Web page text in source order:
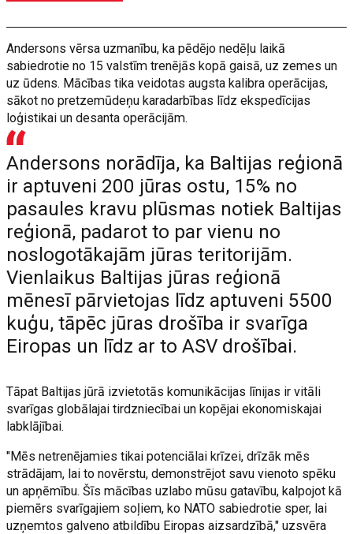
Andersons vērsa uzmanību, ka pēdējo nedēļu laikā
sabiedrotie no 15 valstīm trenējās kopā gaisā, uz zemes un
uz ūdens. Mācības tika veidotas augsta kalibra operācijas,
sākot no pretzemūdeņu karadarbības līdz ekspedīcijas
loģistikai un desanta operācijām.
Andersons norādīja, ka Baltijas reģionā
ir aptuveni 200 jūras ostu, 15% no
pasaules kravu plūsmas notiek Baltijas
reģionā, padarot to par vienu no
noslogotākajām jūras teritorijām.
Vienlaikus Baltijas jūras reģionā
mēnesī pārvietojas līdz aptuveni 5500
kuģu, tāpēc jūras drošība ir svarīga
Eiropas un līdz ar to ASV drošībai.
Tāpat Baltijas jūrā izvietotās komunikācijas līnijas ir vitāli
svarīgas globālajai tirdzniecībai un kopējai ekonomiskajai
labklājībai.
"Mēs netrenējamies tikai potenciālai krīzei, drīzāk mēs
strādājam, lai to novērstu, demonstrējot savu vienoto spēku
un apņēmību. Šīs mācības uzlabo mūsu gatavību, kalpojot kā
piemērs svarīgajiem soļiem, ko NATO sabiedrotie sper, lai
uzņemtos galveno atbildību Eiropas aizsardzībā," uzsvēra